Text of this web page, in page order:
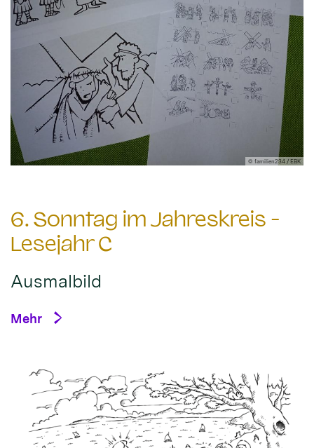
© familien234 / EBK
6. Sonntag im Jahreskreis -
Lesejahr C
Ausmalbild
Mehr